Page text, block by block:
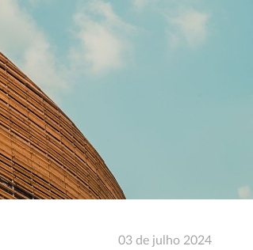
03 de julho 2024